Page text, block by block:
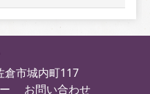
倉市城内町117
お問い合わせ